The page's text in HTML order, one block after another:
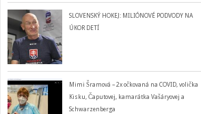
SLOVENSKÝ HOKEJ: MILIÓNOVÉ PODVODY NA
ÚKOR DETÍ
Mimi Šramová – 2x očkovaná na COVID, volička
Kisku, Čaputovej, kamarátka Vašáryovej a
Schwarzenberga